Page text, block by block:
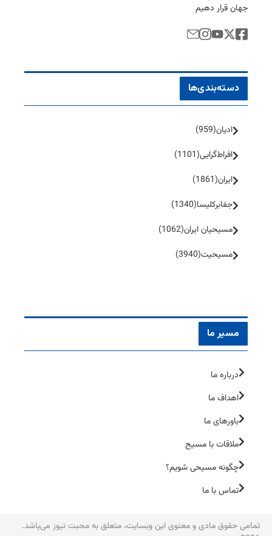
جهان قرار دهیم
دسته‌بندی‌ها
ادیان(959)
افراط‌گرایی(1101)
ایران(1861)
جفا‌بر‌کلیسا(1340)
مسیحیان ایران(1062)
مسیحیت(3940)
مسیر ما
درباره ما
اهداف ما
باورهای ما
ملاقات با مسیح
چگونه مسیحی شویم؟
تماس با ما
تمامی حقوق مادی و معنوی این وبسایت، متعلق به محبت نیوز می‌یاشد.